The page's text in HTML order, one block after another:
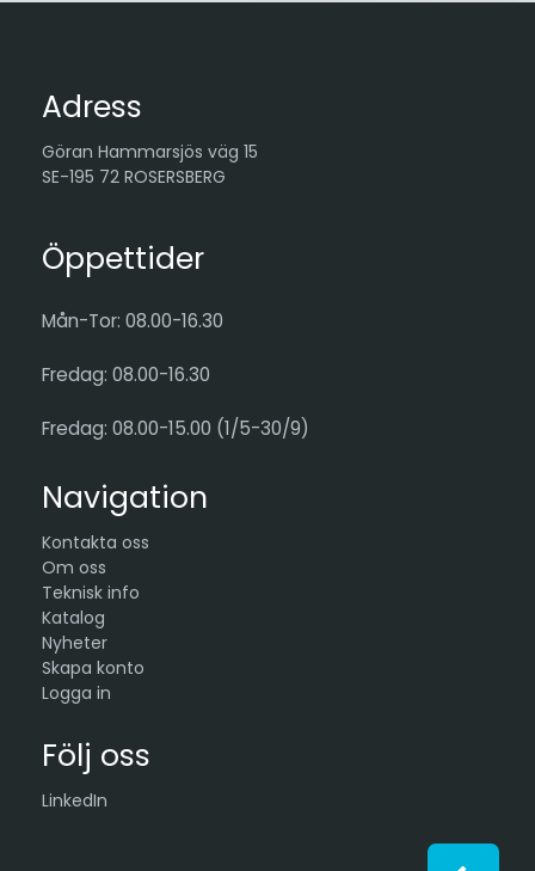
Adress
Göran Hammarsjös väg 15
SE-195 72 ROSERSBERG
Öppettider
Mån-Tor: 08.00-16.30
Fredag: 08.00-16.30
Fredag: 08.00-15.00 (1/5-30/9)
Navigation
Kontakta oss
Om oss
Teknisk info
Katalog
Nyheter
Skapa konto
Logga in
Följ oss
LinkedIn